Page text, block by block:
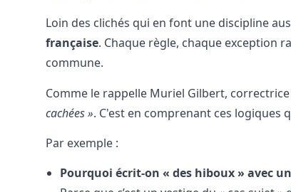
Loin des clichés qui en font une discipline
française. Chaque règle, chaque exception
commune.
Comme le rappelle Muriel Gilbert,
cachées ». C'est en comprenant ces logiques
Par exemple :
Pourquoi écrit-on « des hiboux » avec